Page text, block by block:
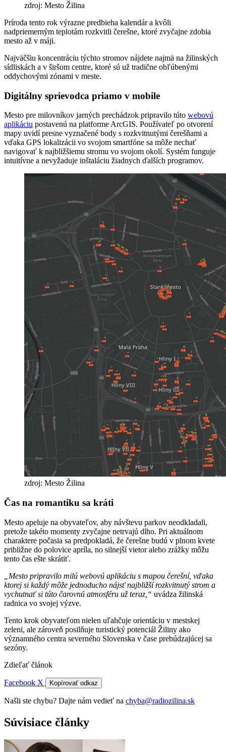
zdroj: Mesto Žilina
Príroda tento rok výrazne predbieha kalendár a kvôli
nadpriemerným teplotám rozkvitli čerešne, ktoré zvyčajne zdobia
mesto až v máji.
Najväčšiu koncentráciu týchto stromov nájdete najmä na žilinských
sídliskách a v širšom centre, ktoré sú už tradične obľúbenými
oddychovými zónami v meste.
Digitálny sprievodca priamo v mobile
Mesto pre milovníkov jarných prechádzok pripravilo túto webovú
aplikáciu postavenú na platforme ArcGIS. Používateľ po otvorení
mapy uvidí presne vyznačené body s rozkvitnutými čerešňami a
vďaka GPS lokalizácii vo svojom smartfóne sa môže nechať
navigovať k najbližšiemu stromu vo svojom okolí. Systém funguje
intuitívne a nevyžaduje inštaláciu žiadnych ďalších programov.
zdroj: Mesto Žilina
Čas na romantiku sa kráti
Mesto apeluje na obyvateľov, aby návštevu parkov neodkladali,
pretože takéto momenty zvyčajne netrvajú dlho. Pri aktuálnom
charaktere počasia sa predpokladá, že čerešne budú v plnom kvete
približne do polovice apríla, no silnejší vietor alebo zrážky môžu
tento čas ešte skrátiť.
„Mesto pripravilo milú webovú aplikáciu s mapou čerešní, vďaka
ktorej si každý môže jednoducho nájsť najbližší rozkvitnutý strom a
vychutnať si túto čarovnú atmosféru už teraz,“ uvádza žilinská
radnica vo svojej výzve.
Tento krok obyvateľom nielen uľahčuje orientáciu v mestskej
zeleni, ale zároveň posilňuje turistický potenciál Žiliny ako
významného centra severného Slovenska v čase prebúdzajúcej sa
sezóny.
Zdieľať článok
Facebook X Kopírovať odkaz
Našli ste chybu? Dajte nám vedieť na chyba@radiozilina.sk
Súvisiace články